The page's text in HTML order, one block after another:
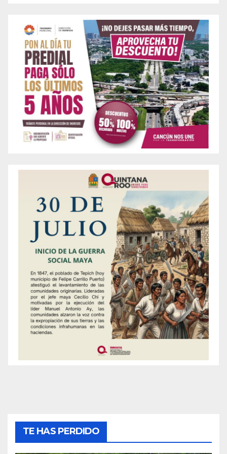
TE HAS PERDIDO